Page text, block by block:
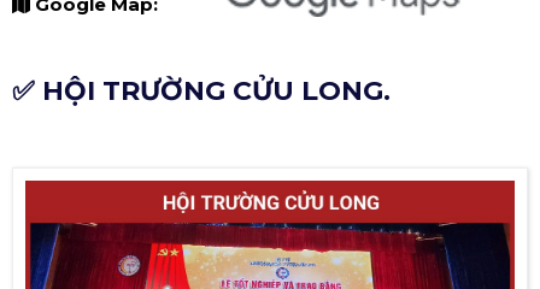
✅ HỘI TRƯỜNG CỬU LONG.